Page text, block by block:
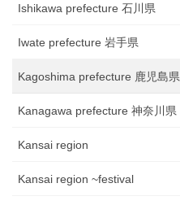
Ishikawa prefecture 石川県
Iwate prefecture 岩手県
Kagoshima prefecture 鹿児島県
Kanagawa prefecture 神奈川県
Kansai region
Kansai region ~festival